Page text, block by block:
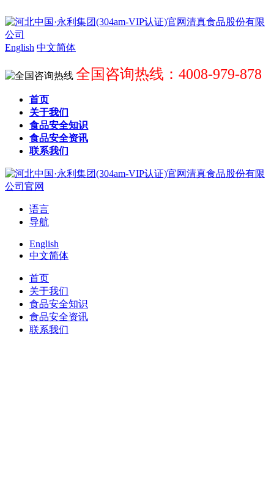
English 中文简体
全国咨询热线：4008-979-878
首页
关于我们
食品安全知识
食品安全资讯
联系我们
语言
导航
English
中文简体
首页
关于我们
食品安全知识
食品安全资讯
联系我们